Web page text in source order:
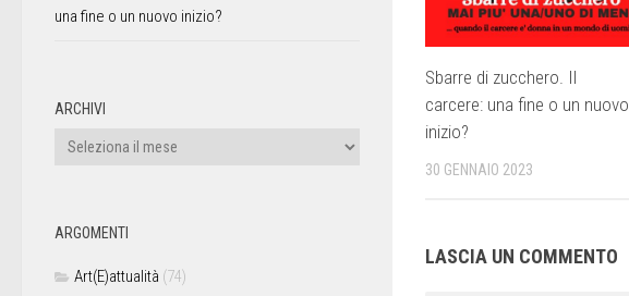
Sbarre di zucchero. Il
carcere: una fine o un nuovo
inizio?
30 GENNAIO 2023
LASCIA UN COMMENTO
una fine o un nuovo inizio?
ARCHIVI
ARGOMENTI
Art(E)attualità (74)